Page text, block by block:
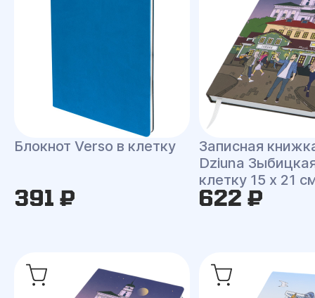
Блокнот Verso в клетку
391 ₽
Записная
Dziuna
клетку 15 x 21
622 ₽